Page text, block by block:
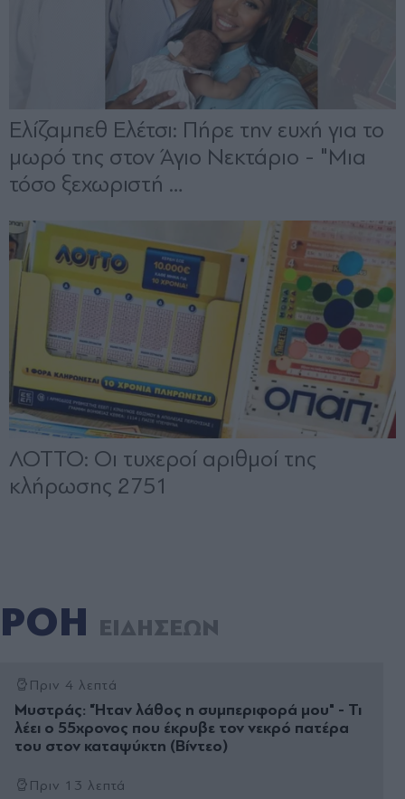
ΡΟΗ ΕΙΔΗΣΕΩΝ
Πριν 4 λεπτά
Μυστράς: "Ήταν λάθος η συμπεριφορά μου" - Τι
λέει ο 55χρονος που έκρυβε τον νεκρό πατέρα
του στον καταψύκτη (Βίντεο)
Πριν 13 λεπτά